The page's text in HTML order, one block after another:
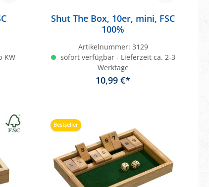
KW
Shut The Box, 10er, mini, FSC
100%
Artikelnummer: 3129
sofort verfügbar - Lieferzeit ca. 2-3
Werktage
10,99 €*
Bestseller